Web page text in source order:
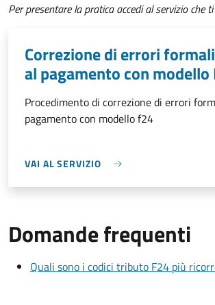
Per presentare la pratica accedi al servizio che
Correzione di errori
al pagamento con modello
Procedimento di correzione di errori
pagamento con modello f24
VAI AL SERVIZIO
Domande frequenti
Quali sono i codici tributo F24 più